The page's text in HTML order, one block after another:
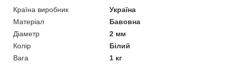
Країна виробник
Україна
Матеріал
Бавовна
Діаметр
2 мм
Колір
Білий
Вага
1 кг